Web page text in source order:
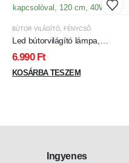
BÚTOR VILÁGÍTÓ FÉNYCSŐ
Led bútorvilágító lámpa,
kapcsolóval, 120 cm, 40W
közép fehér
6.990 Ft
KOSÁRBA TESZEM
Ingyenes